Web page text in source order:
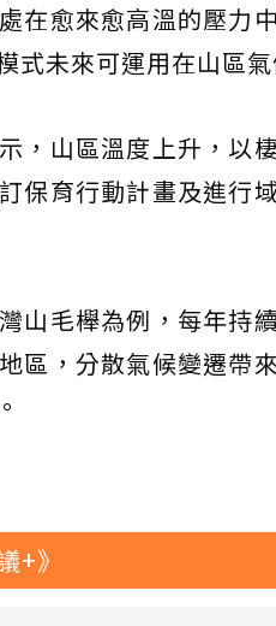
在愈來愈高溫的壓力
式未來可運用在山區
，山區溫度上升，以
保育行動計畫及進行
山毛櫸為例，每年持
區，分散氣候變遷帶
+》